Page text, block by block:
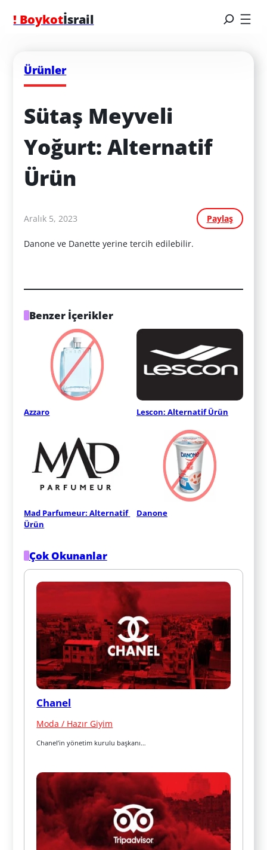
! Boykotİsrail
Ürünler
Sütaş Meyveli
Yoğurt: Alternatif
Ürün
Aralık 5, 2023 Paylaş
Danone ve Danette yerine tercih edilebilir.
Benzer İçerikler
Azzaro Lescon: Alternatif Ürün
Mad Parfumeur: Alternatif
Ürün
Danone
Çok Okunanlar
Chanel
Moda / Hazır Giyim
Chanel’in yönetim kurulu başkanı…